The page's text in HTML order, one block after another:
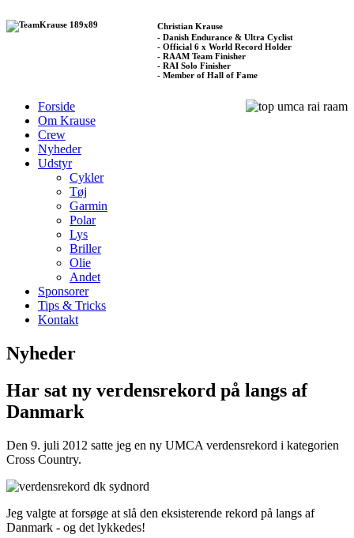
Christian Krause
- Danish Endurance & Ultra Cyclist
- Official 6 x World Record Holder
- RAAM Team Finisher
- RAI Solo Finisher
- Member of Hall of Fame
Forside
Om Krause
Crew
Nyheder
Udstyr
Cykler
Tøj
Garmin
Polar
Lys
Briller
Olie
Andet
Sponsorer
Tips & Tricks
Kontakt
Nyheder
Har sat ny verdensrekord på langs af
Danmark
Den 9. juli 2012 satte jeg en ny UMCA verdensrekord i kategorien
Cross Country.
Jeg valgte at forsøge at slå den eksisterende rekord på langs af
Danmark - og det lykkedes!